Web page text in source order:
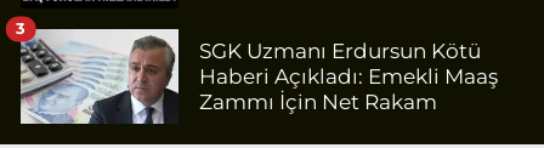
SGK Uzmanı Erdursun Kötü
Haberi Açıkladı: Emekli Maaş
Zammı İçin Net Rakam
3